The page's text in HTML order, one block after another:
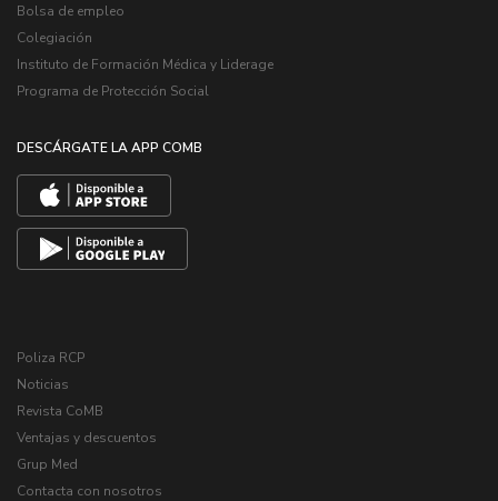
Bolsa de empleo
Colegiación
Instituto de Formación Médica y Liderage
Programa de Protección Social
DESCÁRGATE LA APP COMB
Poliza RCP
Noticias
Revista CoMB
Ventajas y descuentos
Grup Med
Contacta con nosotros